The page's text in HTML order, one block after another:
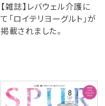
【雑誌】レバウェル介護に
て「ロイテリヨーグルト」が
掲載されました。